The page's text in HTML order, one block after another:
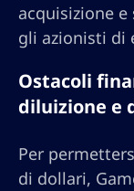
acquisizione e
gli azionisti di
Ostacoli
diluizione e
Per
di dollari,